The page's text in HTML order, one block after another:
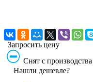
Запросить цену
Снят с производства
Нашли дешевле?